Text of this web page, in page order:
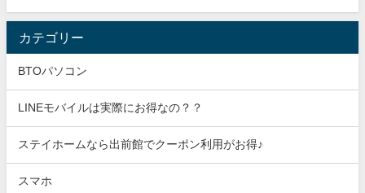
カテゴリー
BTOパソコン
LINEモバイルは実際にお得なの？？
ステイホームなら出前館でクーポン利用がお得♪
スマホ